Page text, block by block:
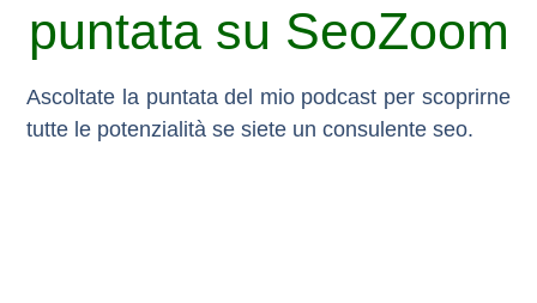
puntata su SeoZoom
Ascoltate la puntata del mio podcast per scoprirne
tutte le potenzialità se siete un consulente seo.